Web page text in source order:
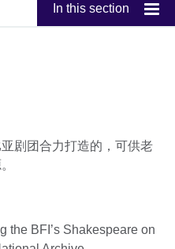
In this section
剧团合力打造的，可供老